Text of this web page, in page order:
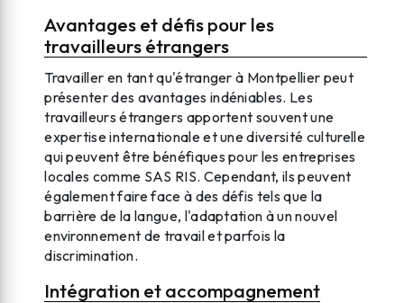
Avantages et défis pour les
travailleurs étrangers
Travailler en tant qu'étranger à Montpellier peut
présenter des avantages indéniables. Les
travailleurs étrangers apportent souvent une
expertise internationale et une diversité culturelle
qui peuvent être bénéfiques pour les entreprises
locales comme SAS RIS. Cependant, ils peuvent
également faire face à des défis tels que la
barrière de la langue, l'adaptation à un nouvel
environnement de travail et parfois la
discrimination.
Intégration et accompagnement